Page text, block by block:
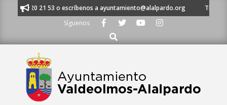
al 91 620 21 53 o escríbenos a ayuntamiento@alalpardo.org
TE
Síguenos
Buscar